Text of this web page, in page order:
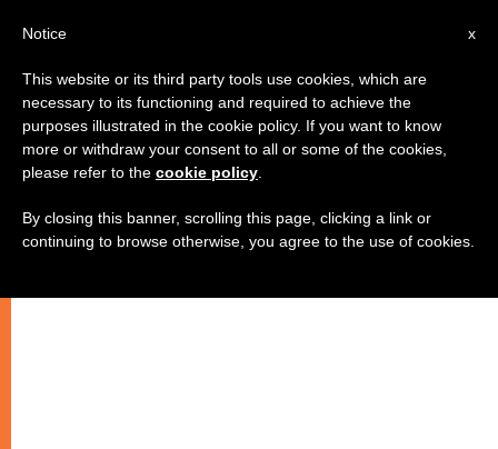
x
Notice
This website or its third party tools use cookies, which are
necessary to its functioning and required to achieve the
purposes illustrated in the cookie policy. If you want to know
more or withdraw your consent to all or some of the cookies,
please refer to the cookie policy
By closing this banner, scrolling this page, clicking a link or
continuing to browse otherwise, you agree to the use of cookies.